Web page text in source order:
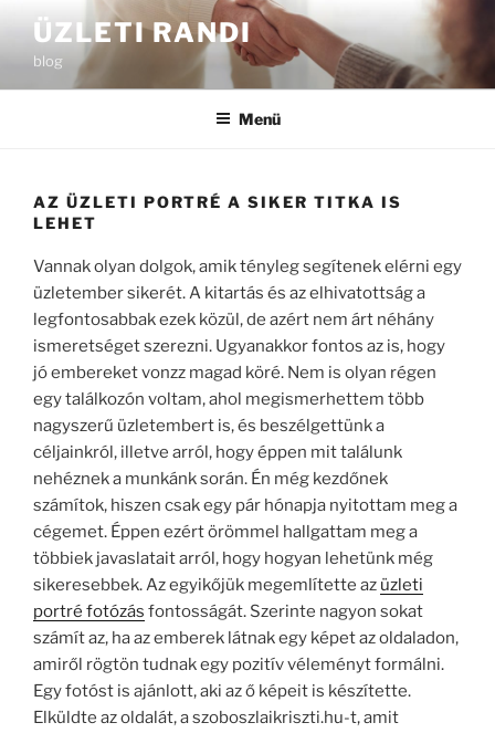
ÜZLETI RANDI
blog
Menü
AZ ÜZLETI PORTRÉ A SIKER TITKA IS
LEHET
Vannak olyan dolgok, amik tényleg segítenek elérni egy
üzletember sikerét. A kitartás és az elhivatottság a
legfontosabbak ezek közül, de azért nem árt néhány
ismeretséget szerezni. Ugyanakkor fontos az is, hogy
jó embereket vonzz magad köré. Nem is olyan régen
egy találkozón voltam, ahol megismerhettem több
nagyszerű üzletembert is, és beszélgettünk a
céljainkról, illetve arról, hogy éppen mit találunk
nehéznek a munkánk során. Én még kezdőnek
számítok, hiszen csak egy pár hónapja nyitottam meg a
cégemet. Éppen ezért örömmel hallgattam meg a
többiek javaslatait arról, hogy hogyan lehetünk még
sikeresebbek. Az egyikőjük megemlítette az üzleti
portré fotózás fontosságát. Szerinte nagyon sokat
számít az, ha az emberek látnak egy képet az oldaladon,
amiről rögtön tudnak egy pozitív véleményt formálni.
Egy fotóst is ajánlott, aki az ő képeit is készítette.
Elküldte az oldalát, a szoboszlaikriszti.hu-t, amit